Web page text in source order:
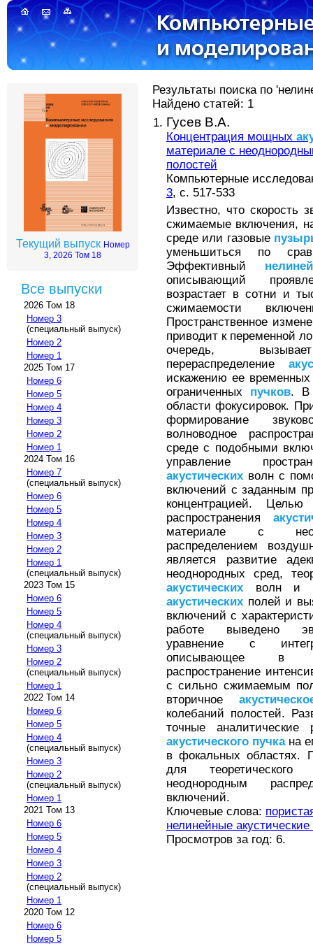
Текущий выпуск Номер
3, 2026 Том 18
Все выпуски
2026 Том 18
Номер 3
(специальный выпуск)
Номер 2
Номер 1
2025 Том 17
Номер 6
Номер 5
Номер 4
Номер 3
Номер 2
Номер 1
2024 Том 16
Номер 7
(специальный выпуск)
Номер 6
Номер 5
Номер 4
Номер 3
Номер 2
Номер 1
(специальный выпуск)
2023 Том 15
Номер 6
Номер 5
Номер 4
(специальный выпуск)
Номер 3
Номер 2
(специальный выпуск)
Номер 1
2022 Том 14
Номер 6
Номер 5
Номер 4
(специальный выпуск)
Номер 3
Номер 2
(специальный выпуск)
Номер 1
2021 Том 13
Номер 6
Номер 5
Номер 4
Номер 3
Номер 2
(специальный выпуск)
Номер 1
2020 Том 12
Номер 6
Номер 5
Результаты поиска по
Найдено статей: 1
Гусев В.А.
Концентрация мощных
материале с
полостей
Компьютерные
3, с. 517-533
Известно, что скорость
сжимаемые включения,
среде или газовые
уменьшиться по
Эффективный
описывающий
возрастает в сотни и
сжимаемости
Пространственное
приводит к переменной
очередь, вызывает
перераспределение
искажению ее
ограниченных пучков. В
области фокусировок.
формирование
волноводное
среде с подобными
управление
акустических волн с
включений с заданным
концентрацией.
распространения
материале с
распределением
является развитие
неоднородных сред,
акустических волн и
акустических полей и
включений с
работе выведено
уравнение с
описывающее в
распространение
с сильно сжимаемым
вторичное
колебаний полостей.
точные
акустического пучкана
в фокальных областях.
для
неоднородным
включений.
Ключевые слова:
нелинейные акустические
Просмотров за год: 6.